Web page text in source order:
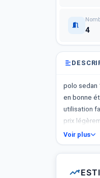
4
polo sedan
en bonne
utilisation
prix
Voir plus